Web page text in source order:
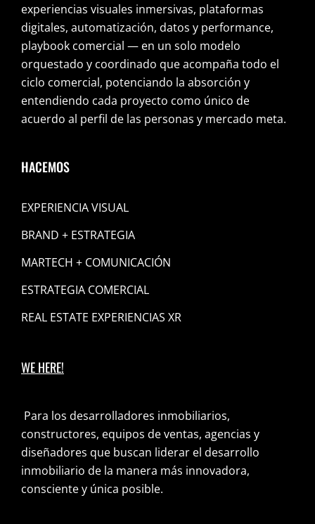
experiencias visuales inmersivas, plataformas
digitales, automatización, datos y performance,
playbook comercial — en un solo modelo
orquestado y coordinado que acompaña todo el
ciclo comercial, potenciando la absorción y
entendiendo cada proyecto como único de
acuerdo al perfil de las personas y mercado meta.
HACEMOS
EXPERIENCIA VISUAL
BRAND + ESTRATEGIA
MARTECH + COMUNICACIÓN
ESTRATEGIA COMERCIAL
REAL ESTATE EXPERIENCIAS XR
WE HERE!
Para los desarrolladores inmobiliarios,
constructores, equipos de ventas, agencias y
diseñadores que buscan liderar el desarrollo
inmobiliario de la manera más innovadora,
consciente y única posible.